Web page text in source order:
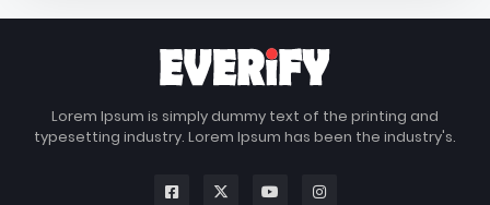
Lorem Ipsum is simply dummy text of the printing and
typesetting industry. Lorem Ipsum has been the industry's.